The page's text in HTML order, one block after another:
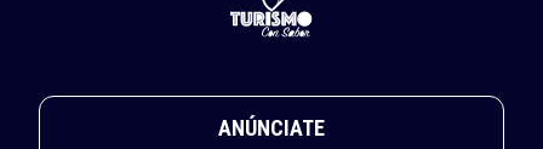
ANÚNCIATE